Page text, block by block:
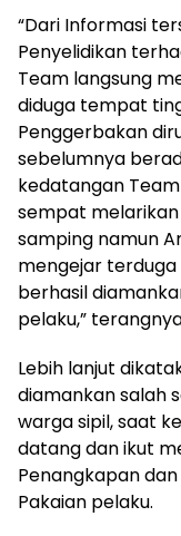
“Dari Informasi
Penyelidikan
Team langsung
diduga tempat
Penggerbakan
sebelumnya
kedatangan
sempat
samping namun
mengejar
berhasil
pelaku,”
Lebih lanjut
diamankan salah
warga sipil, saat
datang dan ikut
Penangkapan
Pakaian pelaku.